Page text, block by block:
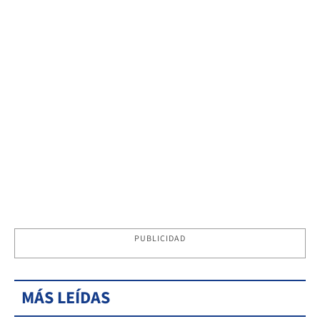
PUBLICIDAD
MÁS LEÍDAS